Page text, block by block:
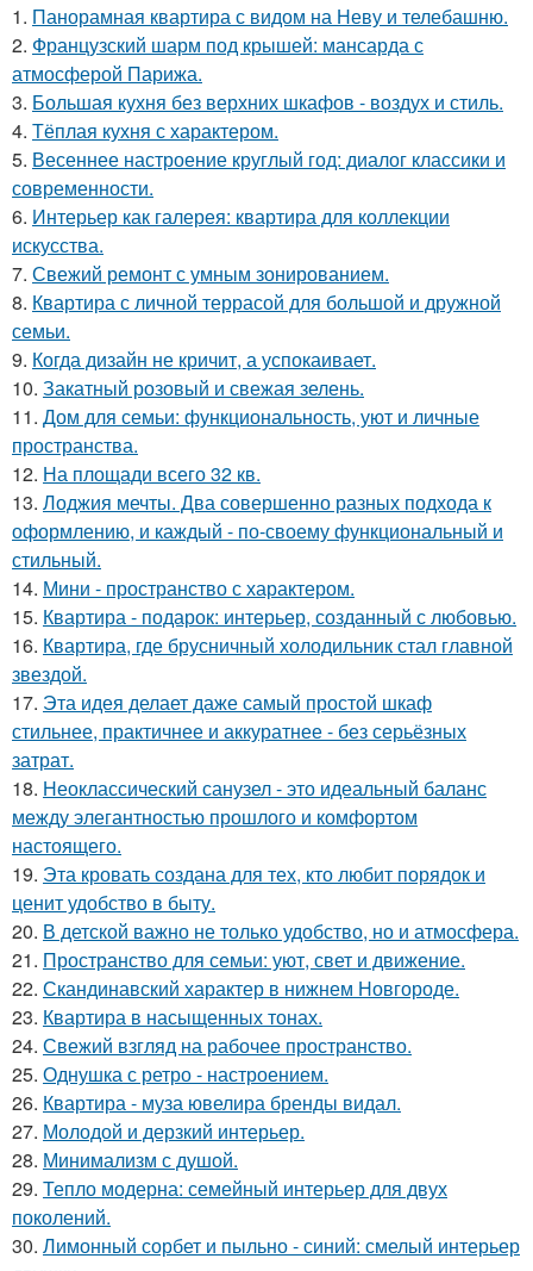
1. Панорамная квартира с видом на Неву и телебашню.
2. Французский шарм под крышей: мансарда с
атмосферой Парижа.
3. Большая кухня без верхних шкафов - воздух и стиль.
4. Тёплая кухня с характером.
5. Весеннее настроение круглый год: диалог классики и
современности.
6. Интерьер как галерея: квартира для коллекции
искусства.
7. Свежий ремонт с умным зонированием.
8. Квартира с личной террасой для большой и дружной
семьи.
9. Когда дизайн не кричит, а успокаивает.
10. Закатный розовый и свежая зелень.
11. Дом для семьи: функциональность, уют и личные
пространства.
12. На площади всего 32 кв.
13. Лоджия мечты. Два совершенно разных подхода к
оформлению, и каждый - по-своему функциональный и
стильный.
14. Мини - пространство с характером.
15. Квартира - подарок: интерьер, созданный с любовью.
16. Квартира, где брусничный холодильник стал главной
звездой.
17. Эта идея делает даже самый простой шкаф
стильнее, практичнее и аккуратнее - без серьёзных
затрат.
18. Неоклассический санузел - это идеальный баланс
между элегантностью прошлого и комфортом
настоящего.
19. Эта кровать создана для тех, кто любит порядок и
ценит удобство в быту.
20. В детской важно не только удобство, но и атмосфера.
21. Пространство для семьи: уют, свет и движение.
22. Скандинавский характер в нижнем Новгороде.
23. Квартира в насыщенных тонах.
24. Свежий взгляд на рабочее пространство.
25. Однушка с ретро - настроением.
26. Квартира - муза ювелира бренды видал.
27. Молодой и дерзкий интерьер.
28. Минимализм с душой.
29. Тепло модерна: семейный интерьер для двух
поколений.
30. Лимонный сорбет и пыльно - синий: смелый интерьер